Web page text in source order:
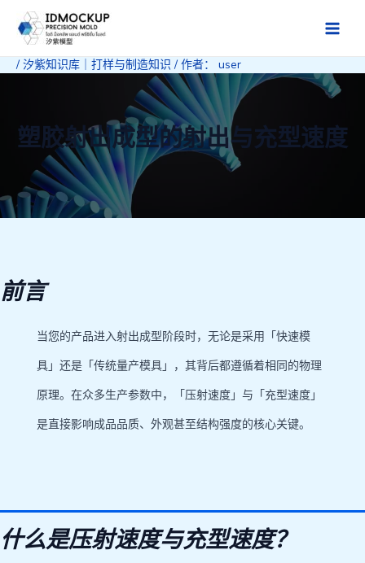
容
Main
/ 汐紫知识库｜打样与制造知识 / 作者： user
塑胶射出成型的射出与充型速度
前言
当您的产品进入射出成型阶段时，无论是采用「快速模
具」还是「传统量产模具」，其背后都遵循着相同的物理
原理。在众多生产参数中，「压射速度」与「充型速度」
是直接影响成品品质、外观甚至结构强度的核心关键。
什么是压射速度与充型速度？